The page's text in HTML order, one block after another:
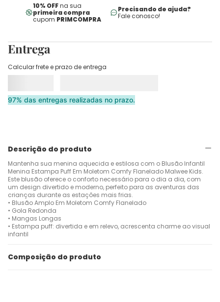
10% OFFna sua
primeira compra
cupom PRIMCOMPRA
Precisando de ajuda?
Fale conosco!
Entrega
Calcular frete e prazo de entrega
97% das entregas realizadas no prazo.
Descrição do produto
Mantenha sua menina aquecida e estilosa com o Blusão Infantil
Menina Estampa Puff Em Moletom Comfy Flanelado Malwee Kids.
Este blusão oferece o conforto necessário para o dia a dia, com
um design divertido e moderno, perfeito para as aventuras das
crianças durante as estações mais frias.
• Blusão Amplo Em Moletom Comfy Flanelado
• Gola Redonda
• Mangas Longas
• Estampa puff: divertida e em relevo, acrescenta charme ao visual
infantil
Composição do produto